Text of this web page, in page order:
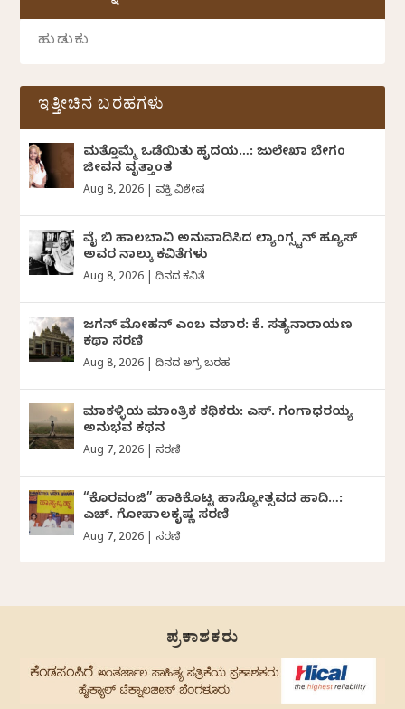
ಇತ್ತೀಚಿನ ಬರಹಗಳು
ಮತ್ತೊಮ್ಮೆ ಒಡೆಯಿತು ಹೃದಯ…: ಜುಲೇಖಾ ಬೇಗಂ
ಜೀವನ ವೃತ್ತಾಂತ
Aug 8, 2026 ವ್ಯಕ್ತಿ ವಿಶೇಷ
ವೈ ಬಿ ಹಾಲಬಾವಿ ಅನುವಾದಿಸಿದ ಲ್ಯಾಂಗ್ಸ್ಟನ್ ಹ್ಯೂಸ್
ಅವರ ನಾಲ್ಕು ಕವಿತೆಗಳು
Aug 8, 2026 |ದಿನದ ಕವಿತೆ
ಜಗನ್‌ ಮೋಹನ್‌ ಎಂಬ ವಠಾರ: ಕೆ. ಸತ್ಯನಾರಾಯಣ
ಕಥಾ ಸರಣಿ
Aug 8, 2026 |ದಿನದ ಅಗ್ರ ಬರಹ
ಮಾಕಳ್ಳಿಯ ಮಾಂತ್ರಿಕ ಕಥಿಕರು: ಎಸ್. ಗಂಗಾಧರಯ್ಯ
ಅನುಭವ ಕಥನ
Aug 7, 2026 ಸರಣಿ
“ಕೊರವಂಜಿ” ಹಾಕಿಕೊಟ್ಟ ಹಾಸ್ಯೋತ್ಸವದ ಹಾದಿ…:
ಎಚ್. ಗೋಪಾಲಕೃಷ್ಣ ಸರಣಿ
Aug 7, 2026 ಸರಣಿ
ಪ್ರಕಾಶಕರು